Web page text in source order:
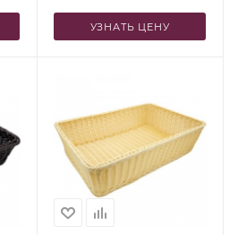
УЗНАТЬ ЦЕНУ